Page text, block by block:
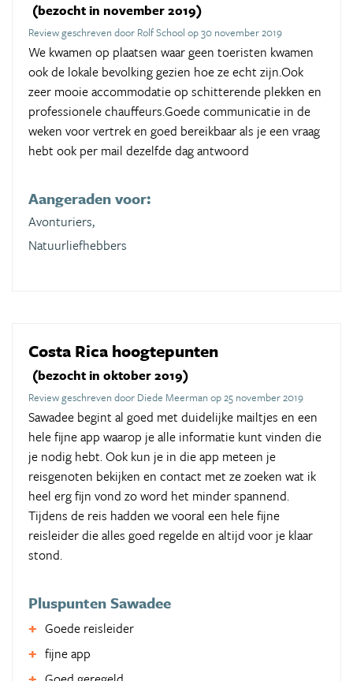
(bezocht in november 2019)
Review geschreven door Rolf School op 30 november 2019
We kwamen op plaatsen waar geen toeristen kwamen
ook de lokale bevolking gezien hoe ze echt zijn.Ook
zeer mooie accommodatie op schitterende plekken en
professionele chauffeurs.Goede communicatie in de
weken voor vertrek en goed bereikbaar als je een vraag
hebt ook per mail dezelfde dag antwoord
Aangeraden voor:
Avonturiers,
Natuurliefhebbers
Costa Rica hoogtepunten
(bezocht in oktober 2019)
Review geschreven door Diede Meerman op 25 november 2019
Sawadee begint al goed met duidelijke mailtjes en een
hele fijne app waarop je alle informatie kunt vinden die
je nodig hebt. Ook kun je in die app meteen je
reisgenoten bekijken en contact met ze zoeken wat ik
heel erg fijn vond zo word het minder spannend.
Tijdens de reis hadden we vooral een hele fijne
reisleider die alles goed regelde en altijd voor je klaar
stond.
Pluspunten Sawadee
Goede reisleider
fijne app